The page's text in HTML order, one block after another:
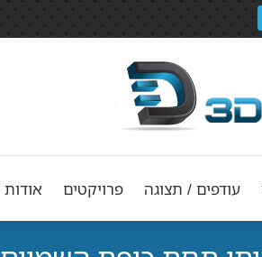
עודפים / תצוגה פרויקטים אודות